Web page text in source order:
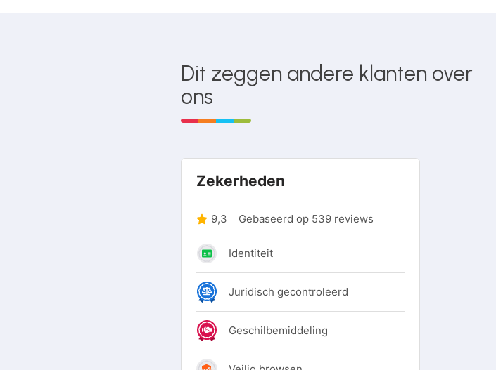
Dit zeggen andere klanten over
ons